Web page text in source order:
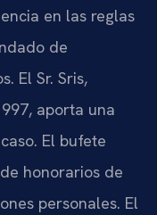
en las reglas
de
El Sr. Sris,
aporta una
El bufete
honorarios de
personales. El